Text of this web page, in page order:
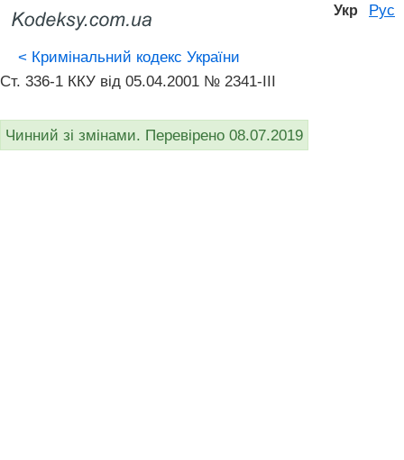
Укр Рус
< Кримінальний кодекс України
Ст. 336-1 ККУ від 05.04.2001 № 2341-III
Чинний зі змінами. Перевірено 08.07.2019